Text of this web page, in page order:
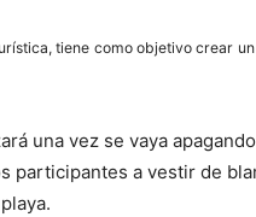
tiene como objetivo crear
una vez se vaya
participantes a vestir de